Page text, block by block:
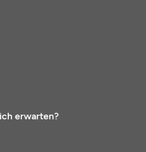
erwarten?